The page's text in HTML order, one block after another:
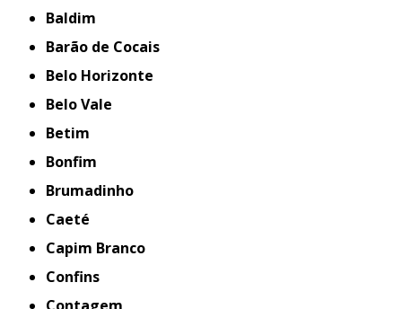
Baldim
Barão de Cocais
Belo Horizonte
Belo Vale
Betim
Bonfim
Brumadinho
Caeté
Capim Branco
Confins